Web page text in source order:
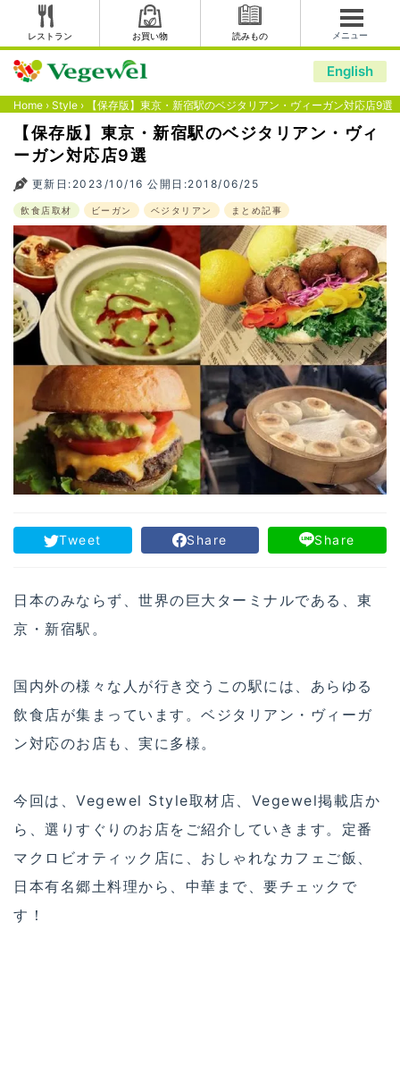
レストラン お買い物 読みもの メニュー
English
Home › Style › 【保存版】東京・新宿駅のベジタリアン・ヴィーガン対応店9選
【保存版】東京・新宿駅のベジタリアン・ヴィ
ーガン対応店9選
更新日:2023/10/16 公開日:2018/06/25
飲食店取材 ビーガン ベジタリアン まとめ記事
Tweet Share Share
日本のみならず、世界の巨大ターミナルである、東
京・新宿駅。
国内外の様々な人が行き交うこの駅には、あらゆる
飲食店が集まっています。ベジタリアン・ヴィーガ
ン対応のお店も、実に多様。
今回は、Vegewel Style取材店、Vegewel掲載店か
ら、選りすぐりのお店をご紹介していきます。定番
マクロビオティック店に、おしゃれなカフェご飯、
日本有名郷土料理から、中華まで、要チェックで
す！